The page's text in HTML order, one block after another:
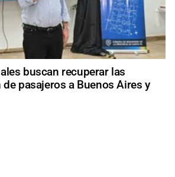
buscan recuperar las
pasajeros a Buenos Aires y